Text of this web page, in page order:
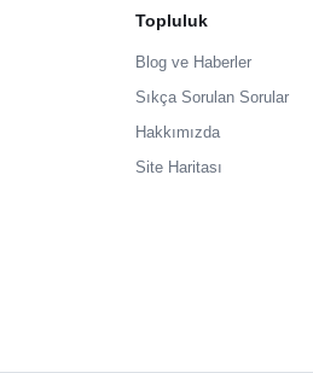
Topluluk
Blog ve Haberler
Sıkça Sorulan Sorular
Hakkımızda
Site Haritası